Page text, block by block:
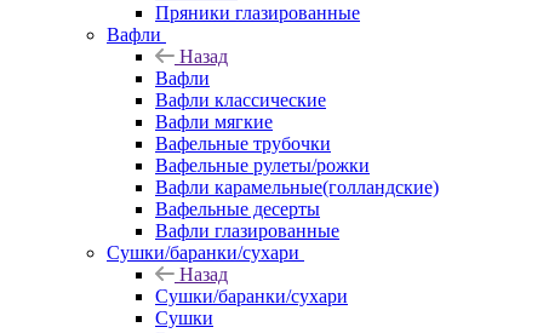
Пряники глазированные
Вафли
Назад
Вафли
Вафли классические
Вафли мягкие
Вафельные трубочки
Вафельные рулеты/рожки
Вафли карамельные(голландские)
Вафельные десерты
Вафли глазированные
Сушки/баранки/сухари
Назад
Сушки/баранки/сухари
Сушки